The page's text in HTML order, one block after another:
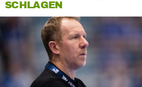
SCHLAGEN